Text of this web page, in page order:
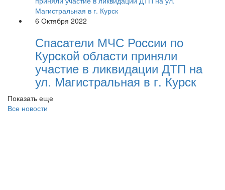
6 Октября 2022
Спасатели МЧС России по
Курской области приняли
участие в ликвидации ДТП на
ул. Магистральная в г. Курск
Показать еще
Все новости